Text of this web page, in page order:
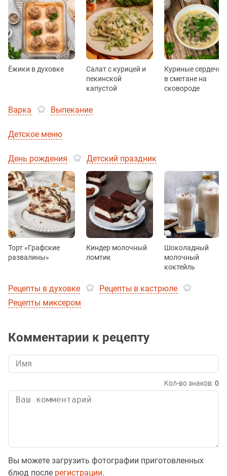
Ёжики в духовке
Салат с курицей и
пекинской
капустой
Куриные сердечки
в сметане на
сковороде
Варка Выпекание
Детское меню
День рождения Детский праздник
Торт «Графские
развалины»
Киндер молочный
ломтик
Шоколадный
молочный
коктейль
Рецепты в духовке
Рецепты в кастрюле
Рецепты миксером
Комментарии к рецепту
Кол-во знаков: 0
Вы можете загрузить фотографии приготовленных
блюд после регистрации.